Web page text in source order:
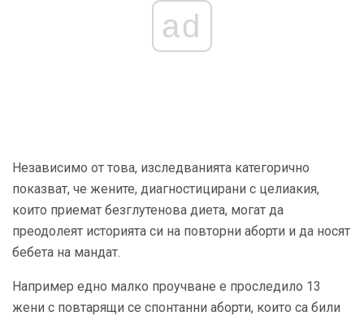
ad
Независимо от това, изследванията категорично
показват, че жените, диагностицирани с целиакия,
които приемат безглутенова диета, могат да
преодолеят историята си на повторни аборти и да носят
бебета на мандат.
Например едно малко проучване е проследило 13
жени с повтарящи се спонтанни аборти, които са били